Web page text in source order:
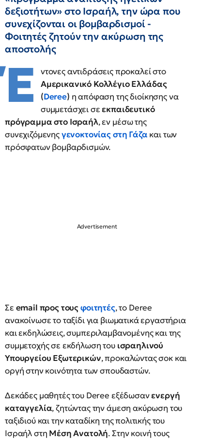
δεξιοτήτων» στο Ισραήλ, την ώρα που
συνεχίζονται οι βομβαρδισμοί -
Φοιτητές ζητούν την ακύρωση της
αποστολής
Έ
ντονες αντιδράσεις προκαλεί στο
Αμερικανικό Κολλέγιο Ελλάδας
(Deree) η απόφαση της διοίκησης να
συμμετάσχει σεεκπαιδευτικό
πρόγραμμα στο Ισραήλ, εν μέσω της
συνεχιζόμενηςγενοκτονίας στη Γάζα και των
πρόσφατων βομβαρδισμών.
Σε email προς τουςφοιτητές, το Deree
ανακοίνωσε το ταξίδι για βιωματικά εργαστήρια
και εκδηλώσεις, συμπεριλαμβανομένης και της
συμμετοχής σε εκδήλωση του ισραηλινού
Υπουργείου Εξωτερικών, προκαλώντας σοκ και
οργή στην κοινότητα των σπουδαστών.
Δεκάδες μαθητές του Deree εξέδωσανενεργή
καταγγελία, ζητώντας την άμεση ακύρωση του
ταξιδιού και την καταδίκη της πολιτικής του
Ισραήλ στη Μέση Ανατολή. Στην κοινή τους